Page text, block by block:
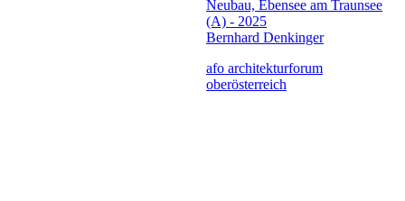
Neubau, Ebensee am Traunsee
(A) - 2025
Bernhard Denkinger
afo architekturforum
oberösterreich